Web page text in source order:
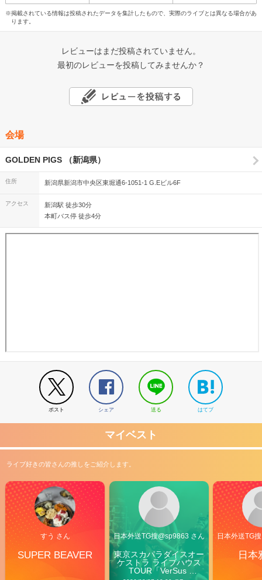
※掲載されている情報は投稿されたデータを集計したもので、実際のライブとは異なる場合があ
ります。
レビューはまだ投稿されていません。
最初のレビューを投稿してみませんか？
会場
GOLDEN PIGS （新潟県）
住所 新潟県新潟市中央区東堀通6-1051-1 G.Eビル6F
アクセス
新潟駅 徒歩30分
本町バス停 徒歩4分
ポスト シェア 送る はてブ
マイベスト
ライブ好きの皆さんの推しをご紹介します。
すう さん
SUPER BEAVER
日本外送TG搜@sp9863 さん
東京スカパラダイスオー
ケストラ ライブハウス
TOUR「VerSus
日本外送TG
日本